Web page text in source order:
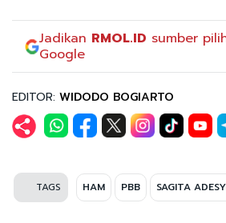
Jadikan RMOL.ID sumber
Google
EDITOR: WIDODO BOGIARTO
TAGS HAM PBB SAGITA